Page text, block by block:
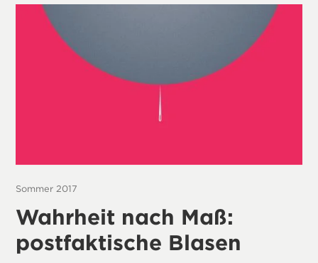
Sommer 2017
Wahrheit nach Maß:
postfaktische Blasen